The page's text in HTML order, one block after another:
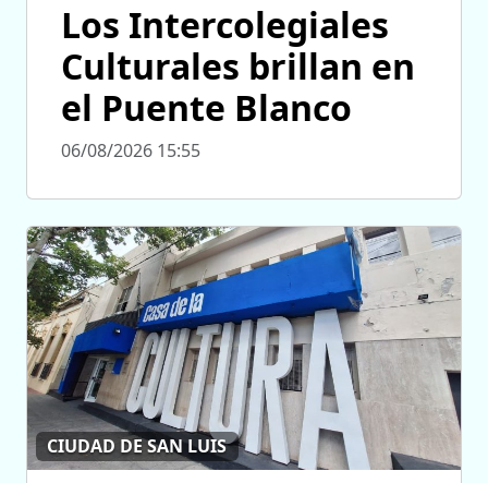
Los Intercolegiales
Culturales brillan en
el Puente Blanco
06/08/2026 15:55
CIUDAD DE SAN LUIS